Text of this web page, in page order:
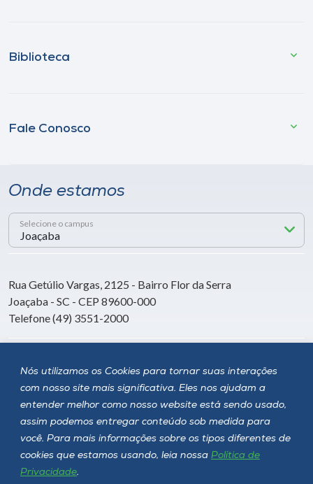
Nós utilizamos os Cookies para tornar suas interações
com nosso site mais significativa. Eles nos ajudam a
entender melhor como nosso website está sendo usado,
assim podemos entregar conteúdo sob medida para
você. Para mais informações sobre os tipos diferentes de
cookies que estamos usando, leia nossa Política de
Privacidade.
Biblioteca
Fale Conosco
Onde estamos
Selecione o campus
Rua Getúlio Vargas, 2125 - Bairro Flor da Serra
Joaçaba - SC - CEP 89600-000
Telefone (49) 3551-2000
Siga a Unoesc